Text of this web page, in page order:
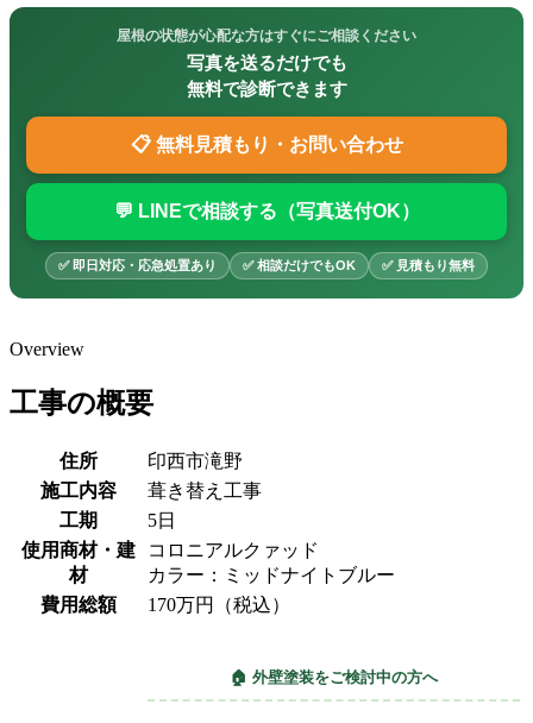
屋根の状態が心配な方はすぐにご相談ください
写真を送るだけでも
無料で診断できます
📋 無料見積もり・お問い合わせ
💬 LINEで相談する（写真送付OK）
✅ 即日対応・応急処置あり ✅ 相談だけでもOK ✅ 見積もり無料
Overview
工事の概要
住所
印西市滝野
施工内容
葺き替え工事
工期
5日
使用商材・建
材
コロニアルクァッド
カラー：ミッドナイトブルー
費用総額
170万円（税込）
🏠 外壁塗装をご検討中の方へ